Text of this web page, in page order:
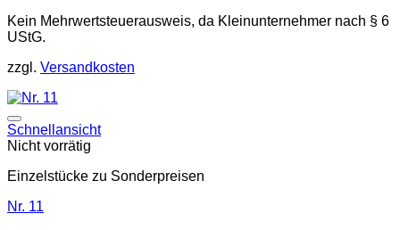
Kein Mehrwertsteuerausweis, da Kleinunternehmer nach § 6
UStG.
zzgl. Versandkosten
Schnellansicht
Nicht vorrätig
Einzelstücke zu Sonderpreisen
Nr. 11